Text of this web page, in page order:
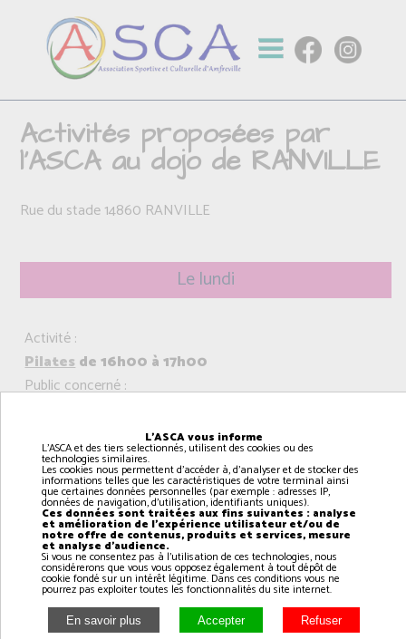
Activités proposées par
l'ASCA au dojo de RANVILLE
Rue du stade 14860 RANVILLE
Le lundi
Activité :
Pilatesde 16h00 à 17h00
Public concerné :
Activité :
Pilatesde 17h00 à 18h00
Public concerné :
Adultes
Activité :
Danse modern Jazzde 18h00 à 19h00
Public concerné :
L'ASCA vous informe
L'ASCA et des tiers selectionnés, utilisent des cookies ou des
technologies similaires.
Les cookies nous permettent d'accéder à, d'analyser et de stocker des
informations telles que les caractéristiques de votre terminal ainsi
que certaines données personnelles (par exemple : adresses IP,
données de navigation, d'utilisation, identifiants uniques).
Ces données sont traitées aux fins suivantes : analyse
et amélioration de l'expérience utilisateur et/ou de
notre offre de contenus, produits et services, mesure
et analyse d'audience.
Si vous ne consentez pas à l'utilisation de ces technologies, nous
considérerons que vous vous opposez également à tout dépôt de
cookie fondé sur un intérêt légitime. Dans ces conditions vous ne
pourrez pas exploiter toutes les fonctionnalités du site internet.